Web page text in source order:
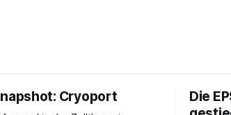
Cryoport
Die